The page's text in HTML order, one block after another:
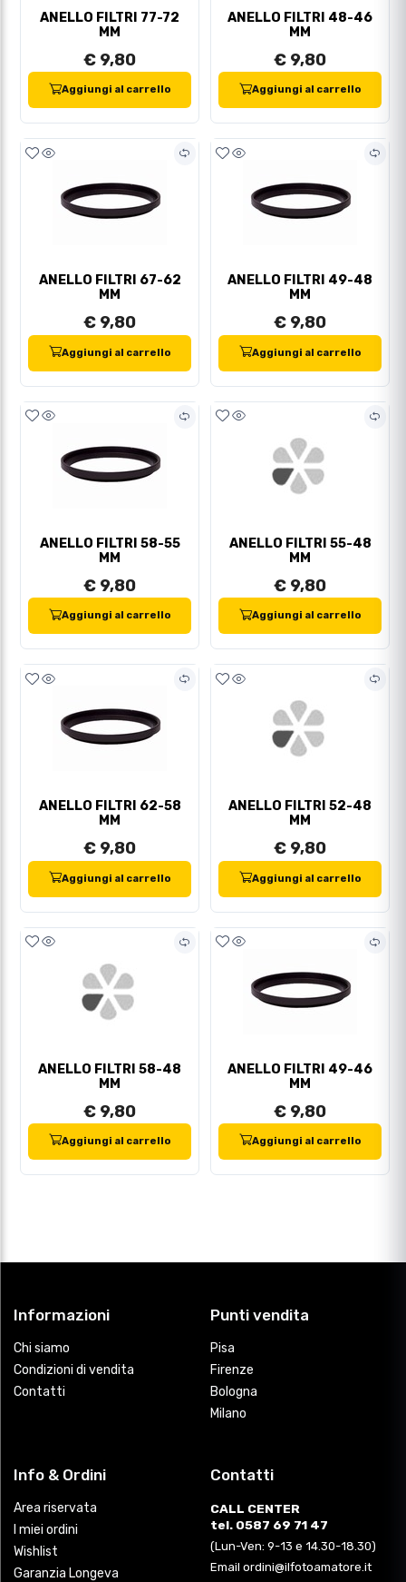
ANELLO FILTRI 77-72
MM
€ 9,80
Aggiungi al carrello
ANELLO FILTRI 48-46
MM
€ 9,80
Aggiungi al carrello
ANELLO FILTRI 67-62
MM
€ 9,80
Aggiungi al carrello
ANELLO FILTRI 49-48
MM
€ 9,80
Aggiungi al carrello
ANELLO FILTRI 58-55
MM
€ 9,80
Aggiungi al carrello
ANELLO FILTRI 55-48
MM
€ 9,80
Aggiungi al carrello
ANELLO FILTRI 62-58
MM
€ 9,80
Aggiungi al carrello
ANELLO FILTRI 52-48
MM
€ 9,80
Aggiungi al carrello
ANELLO FILTRI 58-48
MM
€ 9,80
Aggiungi al carrello
ANELLO FILTRI 49-46
MM
€ 9,80
Aggiungi al carrello
Informazioni
Chi siamo
Condizioni di vendita
Contatti
Punti vendita
Pisa
Firenze
Bologna
Milano
Info & Ordini
Area riservata
I miei ordini
Wishlist
Garanzia Longeva
Contatti
CALL CENTER
tel. 0587 69 71 47
(Lun-Ven: 9-13 e 14.30-18.30)
Email ordini@ilfotoamatore.it